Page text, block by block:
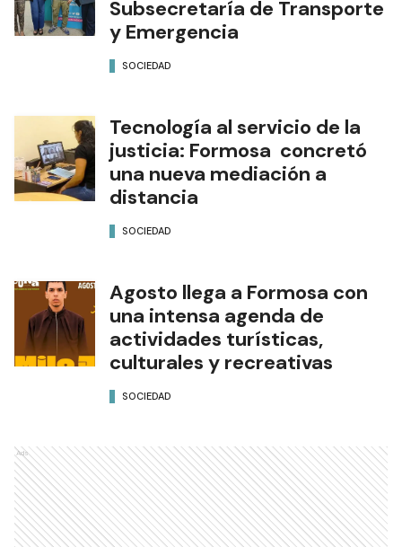
Subsecretaría de Transporte
y Emergencia
SOCIEDAD
Tecnología al servicio de la
justicia: Formosa concretó
una nueva mediación a
distancia
SOCIEDAD
Agosto llega a Formosa con
una intensa agenda de
actividades turísticas,
culturales y recreativas
SOCIEDAD
Ads